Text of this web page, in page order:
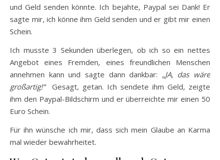
und Geld senden könnte. Ich bejahte, Paypal sei Dank! Er
sagte mir, ich könne ihm Geld senden und er gibt mir einen
Schein.
Ich musste 3 Sekunden überlegen, ob ich so ein nettes
Angebot eines Fremden, eines freundlichen Menschen
annehmen kann und sagte dann dankbar: „JA, das wäre
großartig!“Gesagt, getan. Ich sendete ihm Geld, zeigte
ihm den Paypal-Bildschirm und er überreichte mir einen 50
Euro Schein.
Für ihn wünsche ich mir, dass sich mein Glaube an Karma
mal wieder bewahrheitet.